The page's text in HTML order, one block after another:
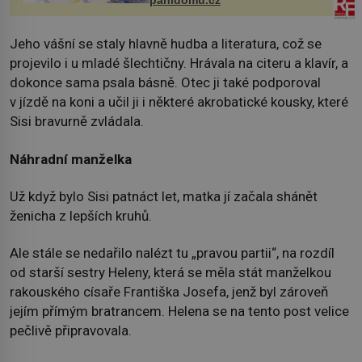
Jeho vášní se staly hlavně hudba a literatura, což se
projevilo i u mladé šlechtičny. Hrávala na citeru a klavír, a
dokonce sama psala básně. Otec ji také podporoval
v jízdě na koni a učil ji i některé akrobatické kousky, které
Sisi bravurně zvládala.
Náhradní manželka
Už když bylo Sisi patnáct let, matka jí začala shánět
ženicha z lepších kruhů.
Ale stále se nedařilo nalézt tu „pravou partii“, na rozdíl
od starší sestry Heleny, která se měla stát manželkou
rakouského císaře Františka Josefa, jenž byl zároveň
jejím přímým bratrancem. Helena se na tento post velice
pečlivě připravovala.